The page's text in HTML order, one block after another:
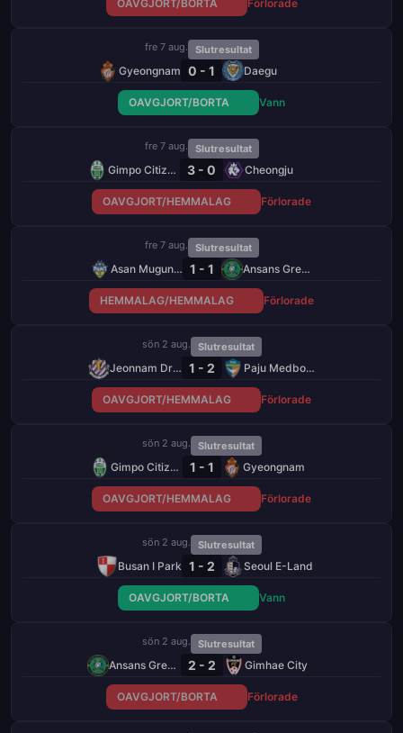
OAVGJORT/BORTA Förlorade
fre 7 aug. Slutresultat
Gyeongnam 0 - 1 Daegu
OAVGJORT/BORTA Vann
fre 7 aug. Slutresultat
Gimpo Citizens 3 - 0 Cheongju
OAVGJORT/HEMMALAG Förlorade
fre 7 aug. Slutresultat
Asan Mugunghwa 1 - 1 Ansans Greeners
HEMMALAG/HEMMALAG Förlorade
sön 2 aug. Slutresultat
Jeonnam Dragons 1 - 2 Paju Medborgare
OAVGJORT/HEMMALAG Förlorade
sön 2 aug. Slutresultat
Gimpo Citizens 1 - 1 Gyeongnam
OAVGJORT/HEMMALAG Förlorade
sön 2 aug. Slutresultat
Busan I Park 1 - 2 Seoul E-Land
OAVGJORT/BORTA Vann
sön 2 aug. Slutresultat
Ansans Greeners 2 - 2 Gimhae City
OAVGJORT/BORTA Förlorade